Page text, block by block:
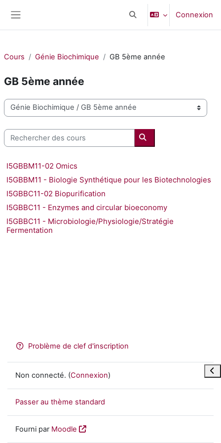
Activer/désactiver la
Connexion
Cours Génie Biochimique GB 5ème année
GB 5ème année
Catégories de cours
Rechercher des cours
Rechercher des cours
I5GBBM11-02 Omics
I5GBBM11 - Biologie Synthétique pour les Biotechnologies
I5GBBC11-02 Biopurification
I5GBBC11 - Enzymes and circular bioeconomy
I5GBBC11 - Microbiologie/Physiologie/Stratégie
Fermentation
Problème de clef d'inscription
Non connecté. (Connexion)
Passer au thème standard
Fourni par Moodle